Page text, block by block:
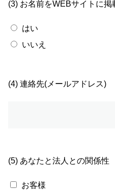
(3) お名前をWEBサイトに掲
はい
いいえ
(4) 連絡先(メールアドレス)
(5) あなたと法人との関係性
お客様